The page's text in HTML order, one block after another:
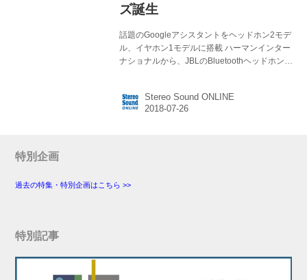
ズ誕生
話題のGoogleアシスタントをヘッドホン2モデ
ル、イヤホン1モデルに搭載 ハーマンインター
ナショナルから、JBLのBluetoothヘッドホン＆
で、直販サイトでの価格とラインナップは以下
の通り。 オーバーイヤー型Bluetoothヘッドホン
Stereo Sound ONLINE
特別企画
過去の特集・特別企画はこちら >>
特別記事